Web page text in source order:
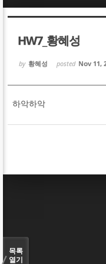
HW7_황혜성
by 황혜성 posted Nov 11,
하악하악
목록
열기